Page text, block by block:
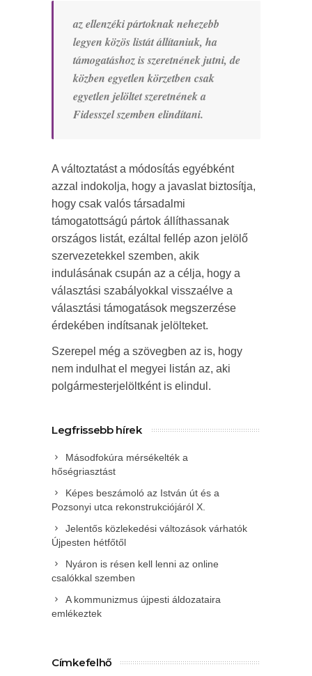
az ellenzéki pártoknak nehezebb
legyen közös listát állítaniuk, ha
támogatáshoz is szeretnének jutni, de
közben egyetlen körzetben csak
egyetlen jelöltet szeretnének a
Fidesszel szemben elindítani.
A változtatást a módosítás egyébként
azzal indokolja, hogy a javaslat biztosítja,
hogy csak valós társadalmi
támogatottságú pártok állíthassanak
országos listát, ezáltal fellép azon jelölő
szervezetekkel szemben, akik
indulásának csupán az a célja, hogy a
választási szabályokkal visszaélve a
választási támogatások megszerzése
érdekében indítsanak jelölteket.
Szerepel még a szövegben az is, hogy
nem indulhat el megyei listán az, aki
polgármesterjelöltként is elindul.
Legfrissebb hírek
Másodfokúra mérsékelték a
hőségriasztást
Képes beszámoló az István út és a
Pozsonyi utca rekonstrukciójáról X.
Jelentős közlekedési változások várhatók
Újpesten hétfőtől
Nyáron is résen kell lenni az online
csalókkal szemben
A kommunizmus újpesti áldozataira
emlékeztek
Címkefelhő